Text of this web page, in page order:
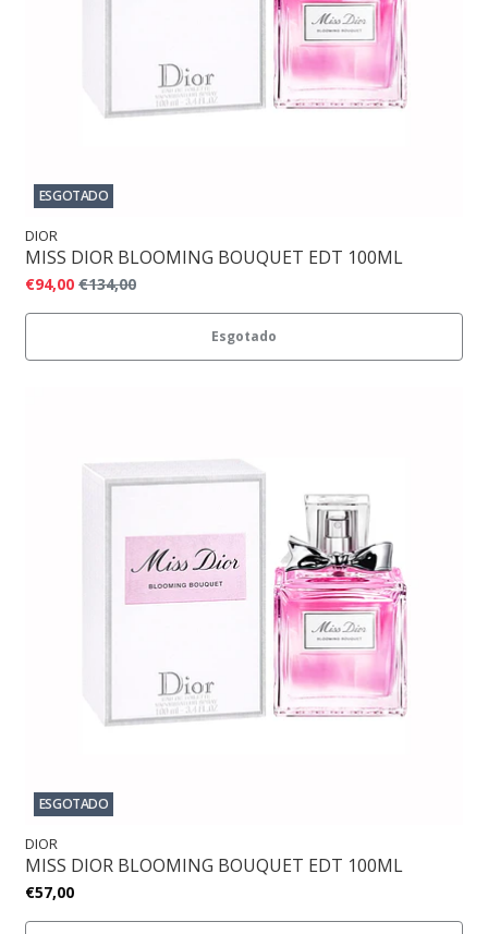
ESGOTADO
DIOR
MISS DIOR BLOOMING BOUQUET EDT 100ML
€94,00 €134,00
Esgotado
ESGOTADO
DIOR
MISS DIOR BLOOMING BOUQUET EDT 100ML
€57,00